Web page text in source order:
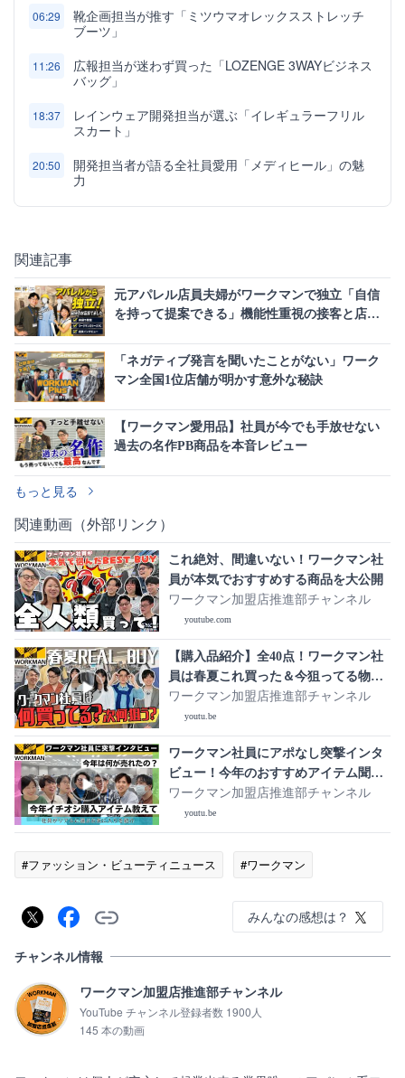
06:29
靴企画担当が推す「ミツウマオレックスストレッチ
ブーツ」
11:26
広報担当が迷わず買った「LOZENGE 3WAYビジネス
バッグ」
18:37
レインウェア開発担当が選ぶ「イレギュラーフリル
スカート」
20:50
開発担当者が語る全社員愛用「メディヒール」の魅
力
関連記事
元アパレル店員夫婦がワークマンで独立「自信
を持って提案できる」機能性重視の接客と店舗
「ネガティブ発言を聞いたことがない」ワーク
マン全国1位店舗が明かす意外な秘訣
【ワークマン愛用品】社員が今でも手放せない
過去の名作PB商品を本音レビュー
もっと見る
関連動画（外部リンク）
これ絶対、間違いない！ワークマン社
員が本気でおすすめする商品を大公開
ワークマン加盟店推進部チャンネル
youtube.com
【購入品紹介】全40点！ワークマン社
員は春夏これ買った＆今狙ってる物が
意外すぎ！
ワークマン加盟店推進部チャンネル
youtu.be
ワークマン社員にアポなし突撃インタ
ビュー！今年のおすすめアイテム聞い
てみたらまさかの・・・。
ワークマン加盟店推進部チャンネル
youtu.be
#ファッション・ビューティニュース #ワークマン
みんなの感想は？
チャンネル情報
ワークマン加盟店推進部チャンネル
YouTube チャンネル登録者数 1900人
145 本の動画